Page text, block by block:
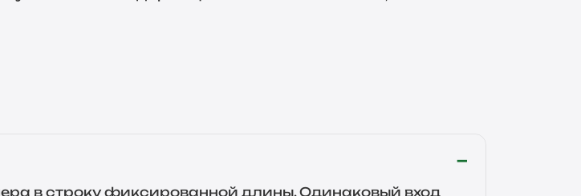
в строку фиксированной длины. Одинаковый вход